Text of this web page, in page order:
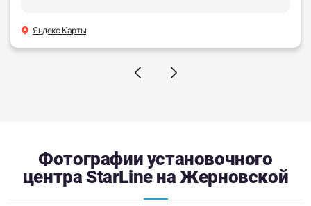
Фотографии установочного